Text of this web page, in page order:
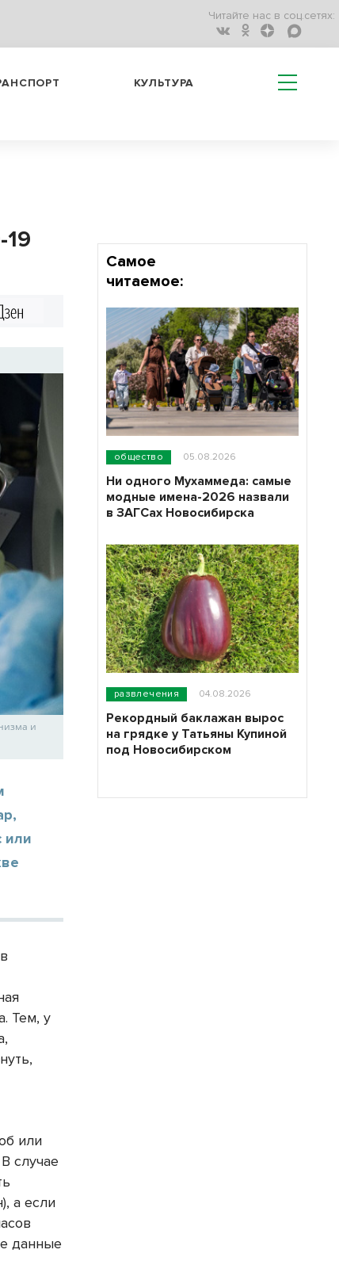
Читайте нас в соц.сетях:
КУЛЬТУРА
и
или
Тем, у
или
случае
а если
данные
Самое
читаемое:
общество 05.08.2026
Ни одного Мухаммеда: самые
модные имена-2026 назвали
в ЗАГСах Новосибирска
развлечения 04.08.2026
Рекордный баклажан вырос
на грядке у Татьяны Купиной
под Новосибирском